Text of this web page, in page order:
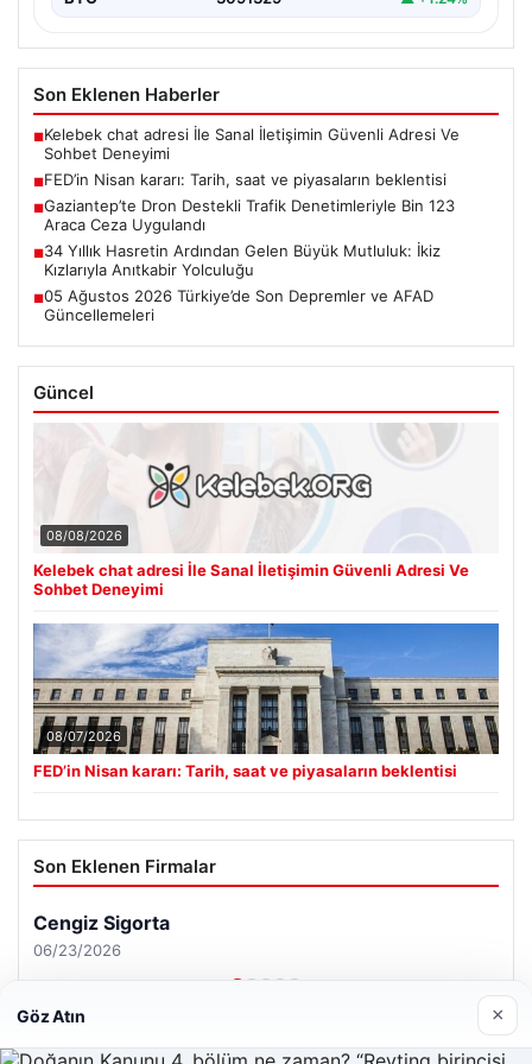
Son Eklenen Haberler
■Kelebek chat adresi İle Sanal İletişimin Güvenli Adresi Ve
Sohbet Deneyimi
■FED’in Nisan kararı: Tarih, saat ve piyasaların beklentisi
■Gaziantep’te Dron Destekli Trafik Denetimleriyle Bin 123
Araca Ceza Uygulandı
■34 Yıllık Hasretin Ardından Gelen Büyük Mutluluk: İkiz
Kızlarıyla Anıtkabir Yolculuğu
■05 Ağustos 2026 Türkiye’de Son Depremler ve AFAD
Güncellemeleri
Güncel
08/08/2026
Kelebek chat adresi İle Sanal İletişimin Güvenli Adresi Ve
Sohbet Deneyimi
08/07/2026
FED’in Nisan kararı: Tarih, saat ve piyasaların beklentisi
Son Eklenen Firmalar
Cengiz Sigorta
06/23/2026
Göz Atın ×